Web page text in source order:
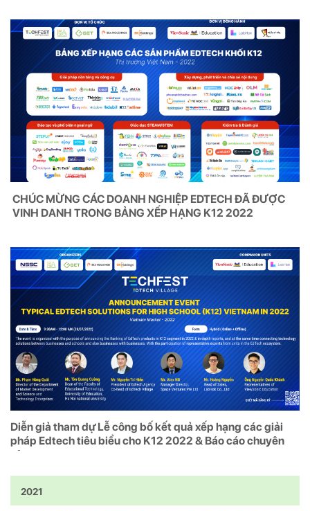
CHÚC MỪNG CÁC DOANH NGHIỆP EDTECH ĐÃ ĐƯỢC
VINH DANH TRONG BẢNG XẾP HẠNG K12 2022
Diễn giả tham dự Lễ công bố kết quả xếp hạng các giải
pháp Edtech tiêu biểu cho K12 2022 & Báo cáo chuyên
sâu
2021